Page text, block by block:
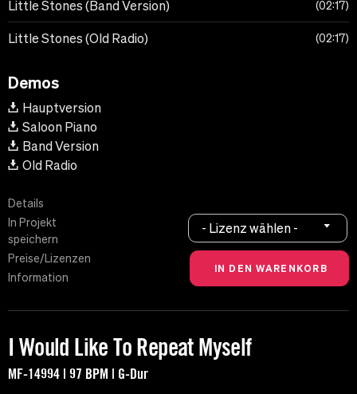
Little Stones (Band Version) 02:17
Little Stones (Old Radio) 02:17
Demos
Hauptversion
Saloon Piano
Band Version
Old Radio
Details
In Projekt
speichern
Preise/Lizenzen
Information
- Lizenz wählen -
I Would Like To Repeat Myself
MF-14994 | 97 BPM | G-Dur